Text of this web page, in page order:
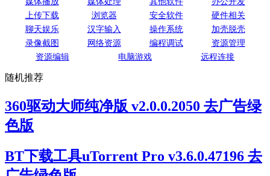
上传下载
浏览器 安全软件
硬件相关
聊天娱乐
汉字输入 操作系统
加壳脱壳
录像截图
网络资源 编程调试
资源管理
资源编辑
电脑游戏 远程连接
随机推荐
360驱动大师纯净版 v2.0.0.2050 去广告绿
色版
BT下载工具uTorrent Pro v3.6.0.47196 去